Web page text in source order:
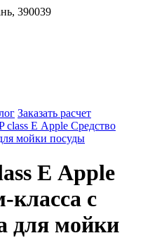
390039
Заказать расчет
class Е Apple Средство
мойки посуды
Е Apple
класса с
для мойки